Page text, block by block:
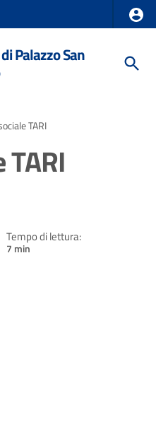
Palazzo San
TARI
Tempo di lettura:
7 min